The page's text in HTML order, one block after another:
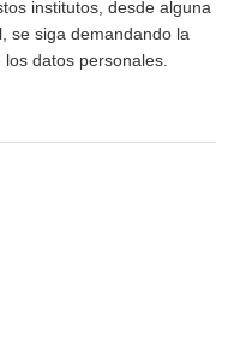
institutos, desde alguna
se siga demandando la
datos personales.